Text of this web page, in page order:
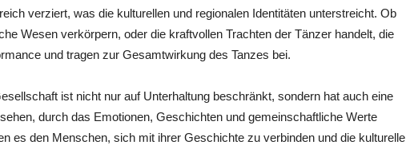
verziert, was die kulturellen und regionalen Identitäten unterstreicht. Ob
Wesen verkörpern, oder die kraftvollen Trachten der Tänzer handelt, die
und tragen zur Gesamtwirkung des Tanzes bei.
ist nicht nur auf Unterhaltung beschränkt, sondern hat auch eine
durch das Emotionen, Geschichten und gemeinschaftliche Werte
es den Menschen, sich mit ihrer Geschichte zu verbinden und die kulturelle